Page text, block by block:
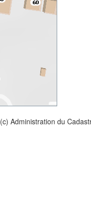
(c) Administration du